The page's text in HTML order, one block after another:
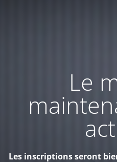
Le
Les inscriptions seront